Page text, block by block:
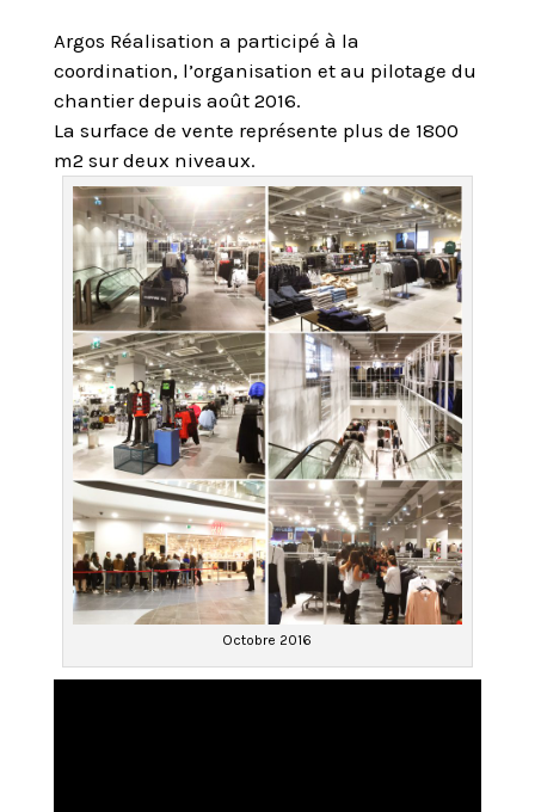
Argos Réalisation a participé à la
coordination, l’organisation et au pilotage du
chantier depuis août 2016.
La surface de vente représente plus de 1800
m2 sur deux niveaux.
Octobre 2016